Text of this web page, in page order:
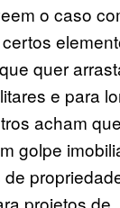
o caso
quer
e para
acham
golpe
projetos de